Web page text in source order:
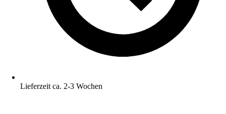
Lieferzeit ca. 2-3 Wochen